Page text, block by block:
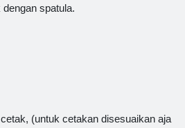
spatula.
(untuk cetakan disesuaikan aja